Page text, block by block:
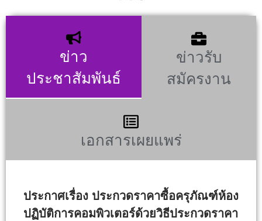
ข่าว
ประชาสัมพันธ์
ข่าวรับ
สมัครงาน
เอกสารเผยแพร่
ประกาศเรื่อง ประกวดราคาซื้อครุภัณฑ์ห้อง
ปฏิบัติการคอมพิวเตอร์ด้วยวิธีประกวดราคา